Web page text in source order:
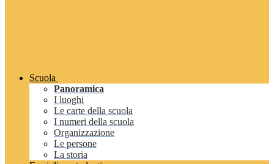
Scuola
Panoramica
I luoghi
Le carte della scuola
I numeri della scuola
Organizzazione
Le persone
La storia